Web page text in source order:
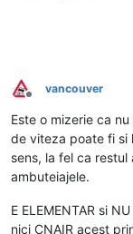
Deconectat
vancouver
Este o mizerie ca
de viteza poate fi si
sens, la fel ca
ambuteiajele.
E ELEMENTAR si
nici CNAIR acest